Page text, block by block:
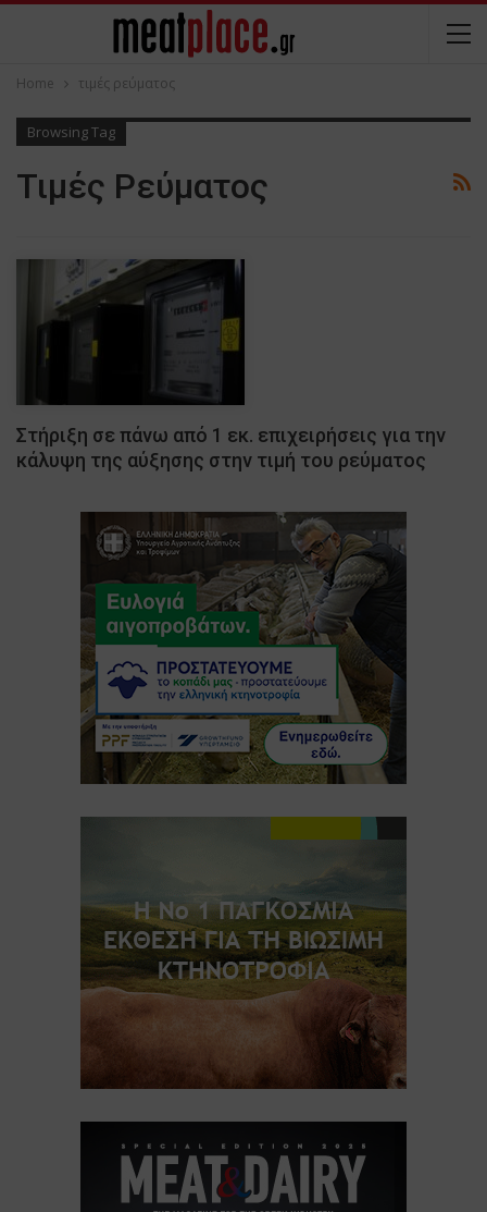
Home τιμές ρεύματος
Browsing Tag
Τιμές Ρεύματος
Στήριξη σε πάνω από 1 εκ. επιχειρήσεις για την
κάλυψη της αύξησης στην τιμή του ρεύματος